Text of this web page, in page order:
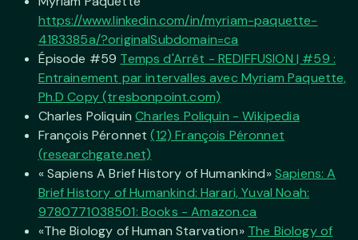
https://www.linkedin.com/in/myriam-paquette-
4183385a/?originalSubdomain=ca
Épisode #59 Temps d'Arrêt - REDIFFUSION | #59 :
Entrainement par intervalles avec Myriam Paquette,
Ph.D Copy (tresbonpoint.com)
Charles PoliquinCharles Poliquin - Wikipedia
François Péronnet(12) François Péronnet
(researchgate.net)
« Sapiens A Brief History of Humankind»Sapiens: A
Brief History of Humankind: Harari, Yuval Noah:
9780771038501: Books - Amazon.ca
«The Biology of Human Starvation» The Biology of